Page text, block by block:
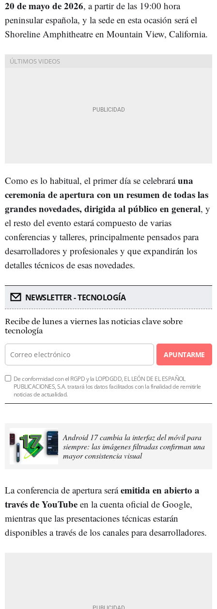
20 de mayo de 2026, a partir de las 19:00 hora
peninsular española, y la sede en esta ocasión será el
Shoreline Amphitheatre en Mountain View, California.
Como es lo habitual, el primer día se celebraráuna
ceremonia de apertura con un resumen de todas las
grandes novedades, dirigida al público en general, y
el resto del evento estará compuesto de varias
conferencias y talleres, principalmente pensados para
desarrolladores y profesionales y que expandirán los
detalles técnicos de esas novedades.
NEWSLETTER - TECNOLOGÍA
Recibe de lunes a viernes las noticias clave sobre
tecnología
APUNTARME
De conformidad con el RGPD y la LOPDGDD, EL LEÓN DE EL ESPAÑOL
PUBLICACIONES, S.A. tratará los datos facilitados con la finalidad de remitirle
noticias de actualidad.
Android 17 cambia la interfaz del móvil para
siempre: las imágenes filtradas confirman una
mayor consistencia visual
La conferencia de apertura seráemitida en abierto a
través de YouTube en la cuenta oficial de Google,
mientras que las presentaciones técnicas estarán
disponibles a través de los canales para desarrolladores.